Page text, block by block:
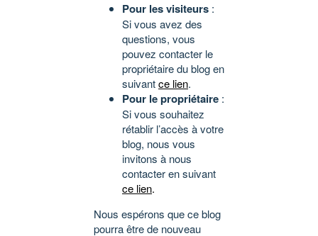
Pour les visiteurs :
Si vous avez des
questions, vous
pouvez contacter le
propriétaire du blog en
suivantce lien.
Pour le propriétaire :
Si vous souhaitez
rétablir l’accès à votre
blog, nous vous
invitons à nous
contacter en suivant
ce lien.
Nous espérons que ce blog
pourra être de nouveau